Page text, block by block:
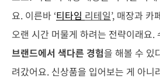
요. 이른바 ‘티타임 리테일’, 매장과
오랜 시간 머물게 하려는 전략이래요.
브랜드에서 색다른 경험을 해볼 수 있
려갔어요. 신상품을 입어보는 게 아니